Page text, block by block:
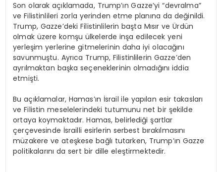
Son olarak açıklamada, Trump’ın Gazze’yi “devralma”
ve Filistinlileri zorla yerinden etme planına da değinildi.
Trump, Gazze’deki Filistinlilerin başta Mısır ve Ürdün
olmak üzere komşu ülkelerde inşa edilecek yeni
yerleşim yerlerine gitmelerinin daha iyi olacağını
savunmuştu. Ayrıca Trump, Filistinlilerin Gazze’den
ayrılmaktan başka seçeneklerinin olmadığını iddia
etmişti.
Bu açıklamalar, Hamas’ın İsrail ile yapılan esir takasları
ve Filistin meselelerindeki tutumunu net bir şekilde
ortaya koymaktadır. Hamas, belirlediği şartlar
çerçevesinde İsrailli esirlerin serbest bırakılmasını
müzakere ve ateşkese bağlı tutarken, Trump’ın Gazze
politikalarını da sert bir dille eleştirmektedir.